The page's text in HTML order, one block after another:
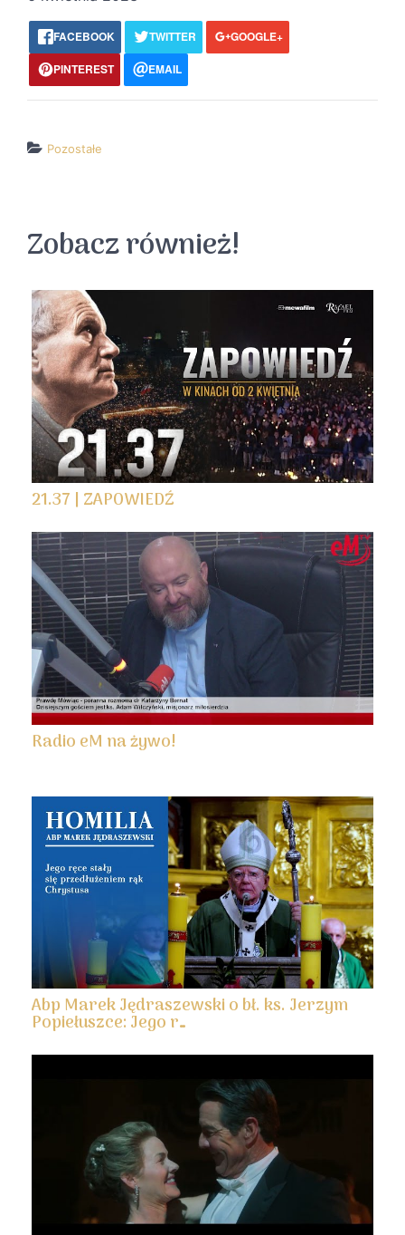
FACEBOOK TWITTER
GOOGLE+
PINTEREST
EMAIL
Pozostałe
Zobacz również!
21.37 | ZAPOWIEDŹ
Radio eM na żywo!
Abp Marek Jędraszewski o bł. ks. Jerzym
Popiełuszce: Jego r…